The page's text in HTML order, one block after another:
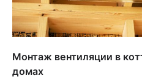
Монтаж вентиляции в
домах